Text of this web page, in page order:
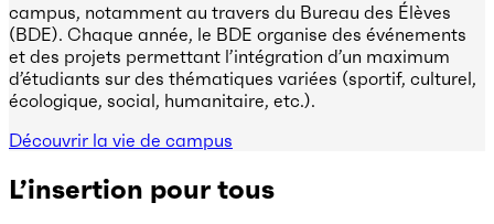
campus, notamment au travers du Bureau des Élèves
(BDE). Chaque année, le BDE organise des événements
et des projets permettant l’intégration d’un maximum
d’étudiants sur des thématiques variées (sportif, culturel,
écologique, social, humanitaire, etc.).
Découvrir la vie de campus
L’insertion pour tous